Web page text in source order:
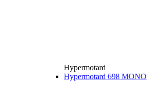
Hypermotard
Hypermotard 698 MONO